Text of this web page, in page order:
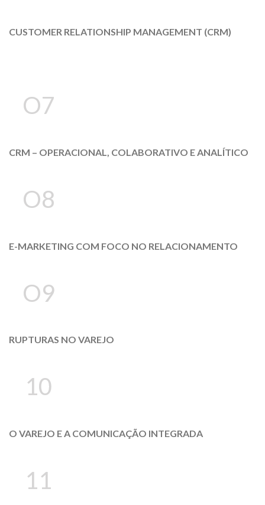
CUSTOMER RELATIONSHIP MANAGEMENT (CRM)
O7
CRM – OPERACIONAL, COLABORATIVO E ANALÍTICO
O8
E-MARKETING COM FOCO NO RELACIONAMENTO
O9
RUPTURAS NO VAREJO
10
O VAREJO E A COMUNICAÇÃO INTEGRADA
11